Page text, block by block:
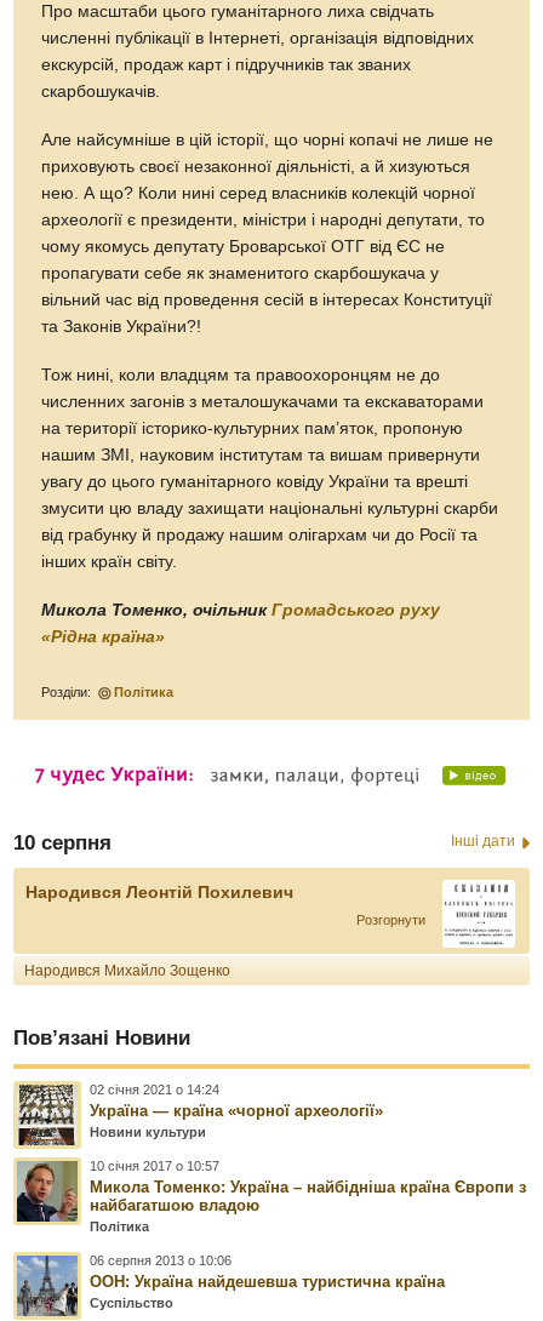
Про масштаби цього гуманітарного лиха свідчать
численні публікації в Інтернеті, організація відповідних
екскурсій, продаж карт і підручників так званих
скарбошукачів.
Але найсумніше в цій історії, що чорні копачі не лише не
приховують своєї незаконної діяльністі, а й хизуються
нею. А що? Коли нині серед власників колекцій чорної
археології є президенти, міністри і народні депутати, то
чому якомусь депутату Броварської ОТГ від ЄС не
пропагувати себе як знаменитого скарбошукача у
вільний час від проведення сесій в інтересах Конституції
та Законів України?!
Тож нині, коли владцям та правоохоронцям не до
численних загонів з металошукачами та екскаваторами
на території історико-культурних пам’яток, пропоную
нашим ЗМІ, науковим інститутам та вишам привернути
увагу до цього гуманітарного ковіду України та врешті
змусити цю владу захищати національні культурні скарби
від грабунку й продажу нашим олігархам чи до Росії та
інших країн світу.
Микола Томенко, очільникГромадського руху
«Рідна країна»
Розділи: Політика
10 серпня Інші дати
Народився Леонтій Похилевич
Розгорнути
Народився Михайло Зощенко
Пов’язані Новини
02 січня 2021 о 14:24
Україна — країна «чорної археології»
Новини культури
10 січня 2017 о 10:57
Микола Томенко: Україна – найбідніша країна Європи з
найбагатшою владою
Політика
06 серпня 2013 о 10:06
ООН: Україна найдешевша туристична країна
Суспільство